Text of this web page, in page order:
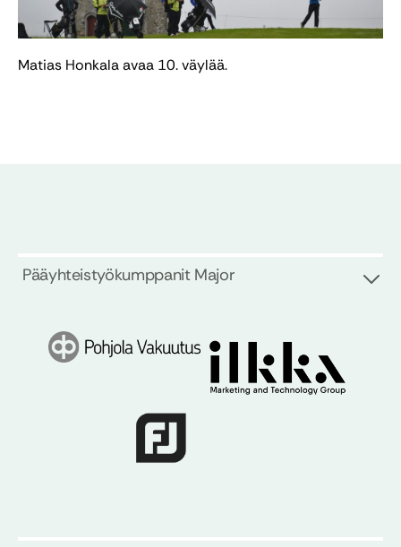
Matias Honkala avaa 10. väylää.
Pääyhteistyökumppanit Major